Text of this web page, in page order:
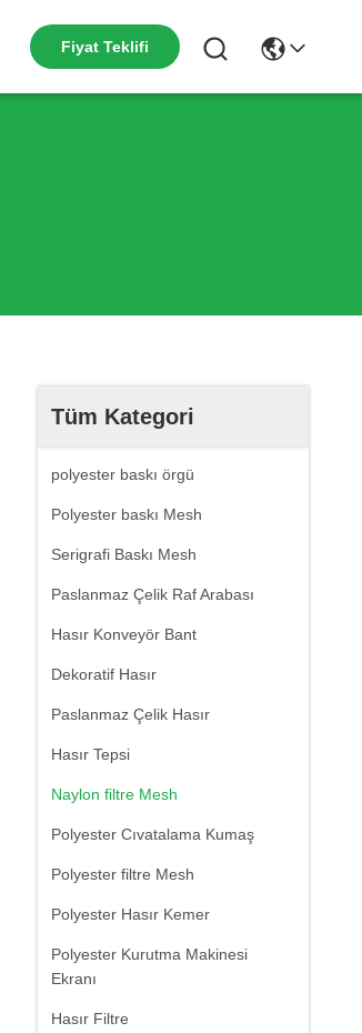
Fiyat Teklifi
Tüm Kategori
polyester baskı örgü
Polyester baskı Mesh
Serigrafi Baskı Mesh
Paslanmaz Çelik Raf Arabası
Hasır Konveyör Bant
Dekoratif Hasır
Paslanmaz Çelik Hasır
Hasır Tepsi
Naylon filtre Mesh
Polyester Cıvatalama Kumaş
Polyester filtre Mesh
Polyester Hasır Kemer
Polyester Kurutma Makinesi
Ekranı
Hasır Filtre